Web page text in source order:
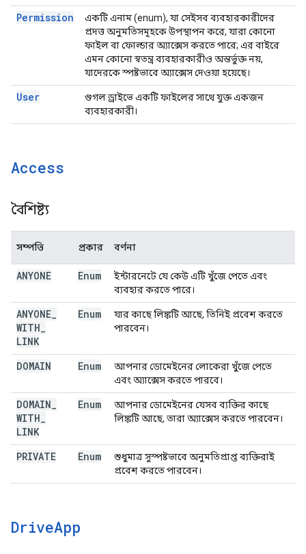
Permission
একটি এনাম (enum), যা সেইসব ব্যবহারকারীদের
প্রদত্ত অনুমতিসমূহকে উপস্থাপন করে, যারা কোনো
ফাইল বা ফোল্ডার অ্যাক্সেস করতে পারে; এর বাইরে
এমন কোনো স্বতন্ত্র ব্যবহারকারীও অন্তর্ভুক্ত নয়,
যাদেরকে স্পষ্টভাবে অ্যাক্সেস দেওয়া হয়েছে।
User
গুগল ড্রাইভে একটি ফাইলের সাথে যুক্ত একজন
ব্যবহারকারী।
Access
বৈশিষ্ট্য
সম্পত্তি প্রকার বর্ণনা
ANYONE Enum
ইন্টারনেটে যে কেউ এটি খুঁজে পেতে এবং
ব্যবহার করতে পারে।
ANYONE
WITH
LINK
Enum
যার কাছে লিঙ্কটি আছে, তিনিই প্রবেশ করতে
পারবেন।
DOMAIN Enum
আপনার ডোমেইনের লোকেরা খুঁজে পেতে
এবং অ্যাক্সেস করতে পারবে।
DOMAIN
WITH
LINK
Enum
আপনার ডোমেইনের যেসব ব্যক্তির কাছে
লিঙ্কটি আছে, তারা অ্যাক্সেস করতে পারবেন।
PRIVATE Enum
শুধুমাত্র সুস্পষ্টভাবে অনুমতিপ্রাপ্ত ব্যক্তিরাই
প্রবেশ করতে পারবেন।
DriveApp